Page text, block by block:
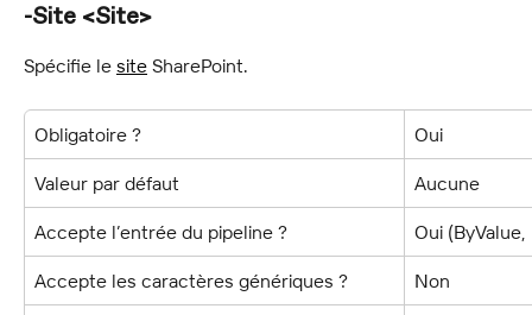
-Site <Site>
Spécifie le site SharePoint.
Obligatoire ? Oui
Valeur par défaut Aucune
Accepte l’entrée du pipeline ? Oui
Accepte les caractères génériques ? Non